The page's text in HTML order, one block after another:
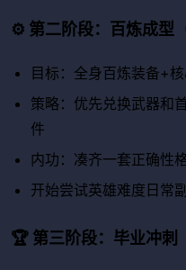
⚙️ 第二阶段：百炼成型
目标：全身百炼装备+
策略：优先兑换武器和
件
内功：凑齐一套正确性
开始尝试英雄难度日常
🏆 第三阶段：毕业冲刺